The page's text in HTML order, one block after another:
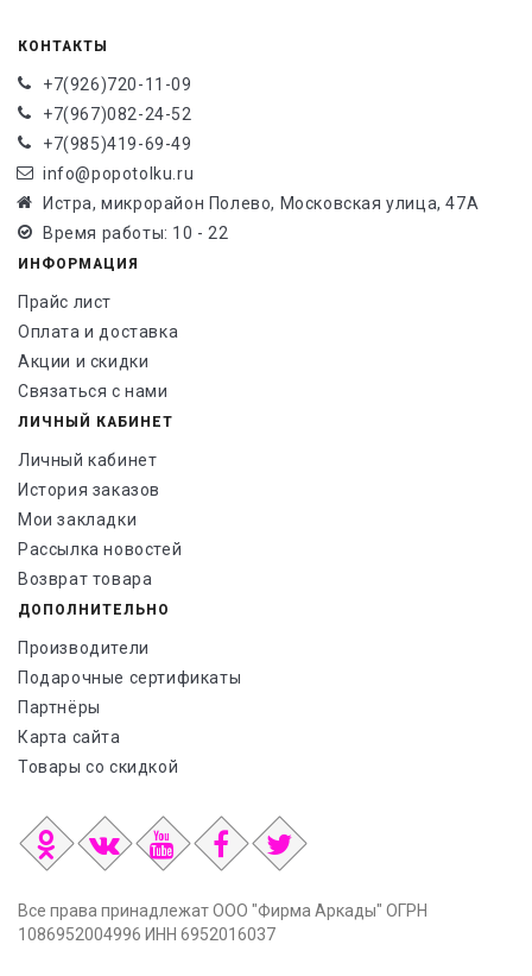
КОНТАКТЫ
+7(926)720-11-09
+7(967)082-24-52
+7(985)419-69-49
info@popotolku.ru
Истра, микрорайон Полево, Московская улица, 47А
Время работы: 10 - 22
ИНФОРМАЦИЯ
Прайс лист
Оплата и доставка
Акции и скидки
Связаться с нами
ЛИЧНЫЙ КАБИНЕТ
Личный кабинет
История заказов
Мои закладки
Рассылка новостей
Возврат товара
ДОПОЛНИТЕЛЬНО
Производители
Подарочные сертификаты
Партнёры
Карта сайта
Товары со скидкой
Все права принадлежат ООО "Фирма Аркады" ОГРН
1086952004996 ИНН 6952016037